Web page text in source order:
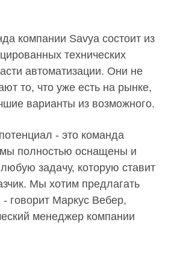
компании Savya состоит из
технических
автоматизации. Они не
то, что уже есть на рынке,
варианты из возможного.
- это команда
мы полностью оснащены и
задачу, которую ставит
Мы хотим предлагать
- говорит Маркус Вебер,
менеджер компании